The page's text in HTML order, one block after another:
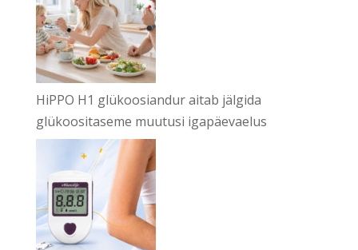
HiPPO H1 glükoosiandur aitab jälgida
glükoositaseme muutusi igapäevaelus